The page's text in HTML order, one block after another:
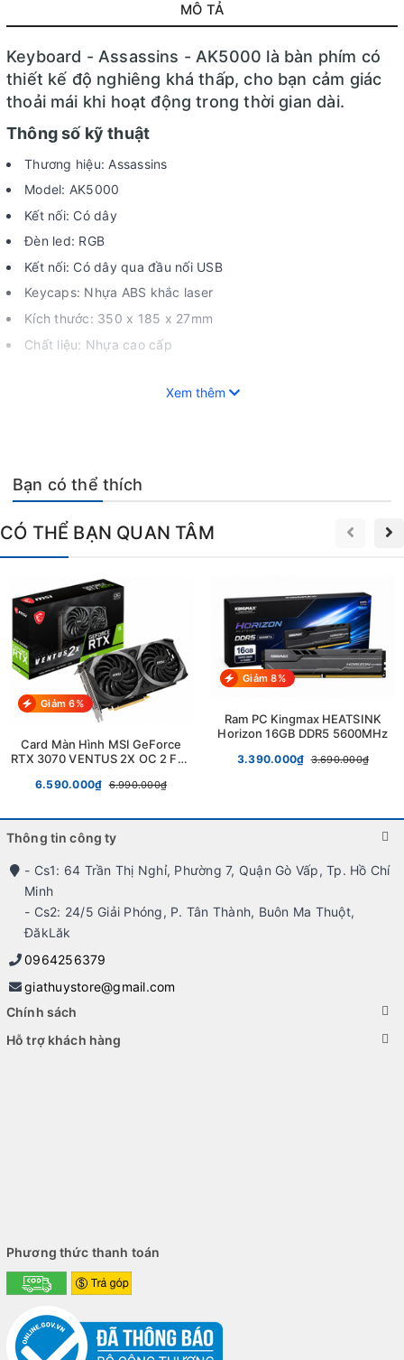
MÔ TẢ
Keyboard - Assassins - AK5000 là bàn phím có
thiết kế độ nghiêng khá thấp, cho bạn cảm giác
thoải mái khi hoạt động trong thời gian dài.
Thông số kỹ thuật
Thương hiệu: Assassins
Model: AK5000
Kết nối: Có dây
Đèn led: RGB
Kết nối: Có dây qua đầu nối USB
Keycaps: Nhựa ABS khắc laser
Kích thước: 350 x 185 x 27mm
Chất liệu: Nhựa cao cấp
Độ bền: 10 triệu lần nhấn
CS HCM: 64 Trần Thị Nghỉ,p. 7, q. Gò Vấp, Tp. Hồ Chí Minh.
CS BMT: 24/5 Giải Phóng, p. Tân Thành, Buôn Ma Thuột,
ĐăkLăk.
Hotline: 0964256379.
Xem thêm
Bạn có thể thích
CÓ THỂ BẠN QUAN TÂM
Giảm 6%
Card Màn Hình MSI GeForce
RTX 3070 VENTUS 2X OC 2 Fan
Full Box Chính Hãng
6.590.000₫ 6.990.000₫
Giảm 8%
Ram PC Kingmax HEATSINK
Horizon 16GB DDR5 5600MHz
3.390.000₫ 3.690.000₫
Thông tin công ty
- Cs1: 64 Trần Thị Nghỉ, Phường 7, Quận Gò Vấp, Tp. Hồ Chí
Minh
- Cs2: 24/5 Giải Phóng, P. Tân Thành, Buôn Ma Thuột,
ĐăkLăk
0964256379
giathuystore@gmail.com
Chính sách
Hỗ trợ khách hàng
Phương thức thanh toán